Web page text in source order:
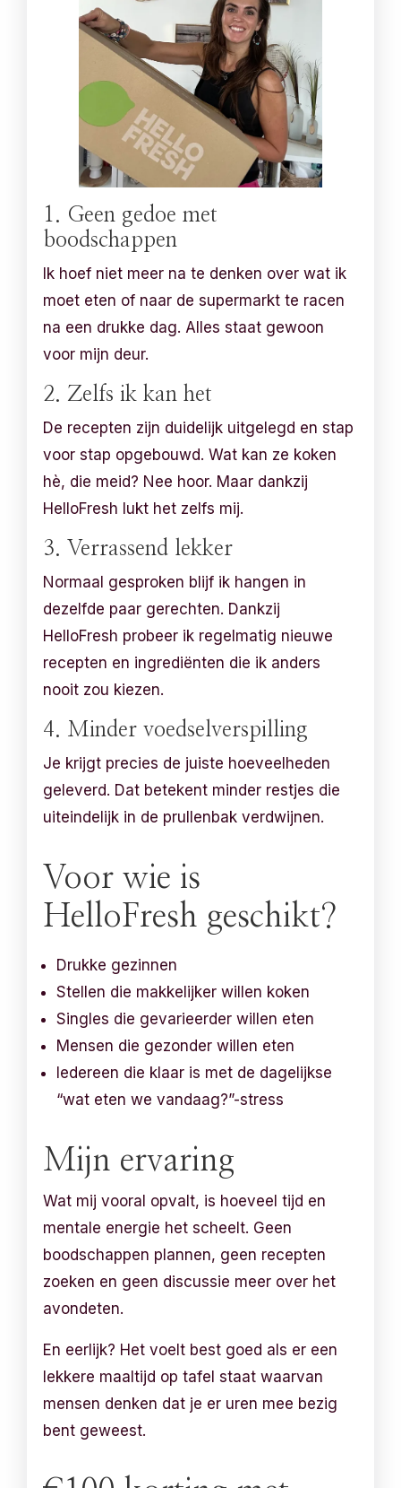
1. Geen gedoe met
boodschappen
Ik hoef niet meer na te denken over wat ik
moet eten of naar de supermarkt te racen
na een drukke dag. Alles staat gewoon
voor mijn deur.
2. Zelfs ik kan het
De recepten zijn duidelijk uitgelegd en stap
voor stap opgebouwd. Wat kan ze koken
hè, die meid? Nee hoor. Maar dankzij
HelloFresh lukt het zelfs mij.
3. Verrassend lekker
Normaal gesproken blijf ik hangen in
dezelfde paar gerechten. Dankzij
HelloFresh probeer ik regelmatig nieuwe
recepten en ingrediënten die ik anders
nooit zou kiezen.
4. Minder voedselverspilling
Je krijgt precies de juiste hoeveelheden
geleverd. Dat betekent minder restjes die
uiteindelijk in de prullenbak verdwijnen.
Voor wie is
HelloFresh geschikt?
Drukke gezinnen
Stellen die makkelijker willen koken
Singles die gevarieerder willen eten
Mensen die gezonder willen eten
Iedereen die klaar is met de dagelijkse
“wat eten we vandaag?”-stress
Mijn ervaring
Wat mij vooral opvalt, is hoeveel tijd en
mentale energie het scheelt. Geen
boodschappen plannen, geen recepten
zoeken en geen discussie meer over het
avondeten.
En eerlijk? Het voelt best goed als er een
lekkere maaltijd op tafel staat waarvan
mensen denken dat je er uren mee bezig
bent geweest.